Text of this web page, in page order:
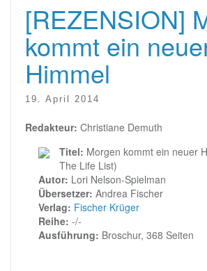
[REZENSION]
kommt ein
Himmel
19. April 2014
Redakteur: Christiane Demuth
Titel: Morgen kommt ein neuer
The Life List)
Autor: Lori Nelson-Spielman
Übersetzer: Andrea Fischer
Verlag: Fischer Krüger
Reihe: -/-
Ausführung: Broschur, 368 Seiten